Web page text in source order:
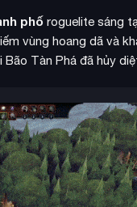
phố roguelite sáng
vùng hoang dã và
Bão Tàn Phá đã hủy